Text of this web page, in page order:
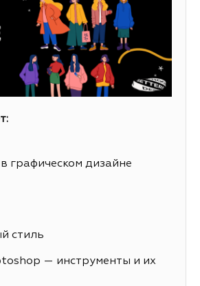
графическом дизайне
стиль
— инструменты и их